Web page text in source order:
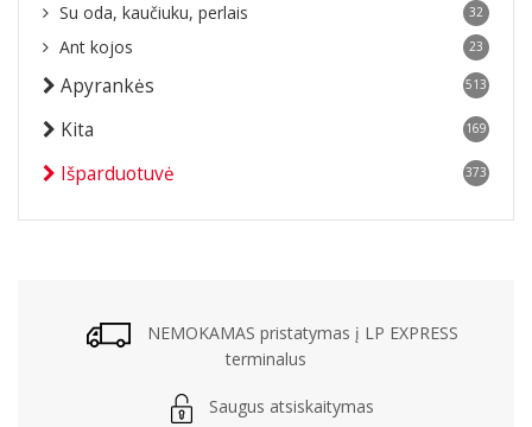
Su oda, kaučiuku, perlais 32
Ant kojos 23
Apyrankės 513
Kita 169
Išparduotuvė 373
NEMOKAMAS pristatymas į LP EXPRESS
terminalus
Saugus atsiskaitymas